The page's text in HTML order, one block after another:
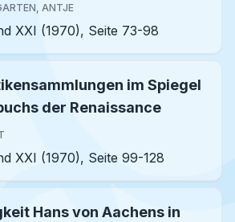
ANTJE
XXI (1970), Seite 73-98
im Spiegel
der Renaissance
XXI (1970), Seite 99-128
Hans von Aachens in